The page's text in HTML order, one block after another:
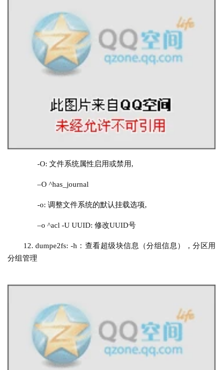
-O: 文件系统属性启用或禁用,
–O ^has_journal
-o: 调整文件系统的默认挂载选项,
–o ^acl -U UUID: 修改UUID号
12. dumpe2fs: -h：查看超级块信息（分组信息），分区用
分组管理